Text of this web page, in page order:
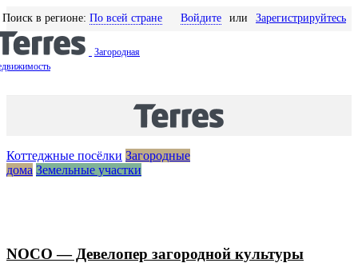
Поиск в регионе: По всей стране Войдите или Зарегистрируйтесь
Загородная
Статьи
Коттеджные посёлки Загородные
дома Земельные участки
NOCO — Девелопер загородной культуры